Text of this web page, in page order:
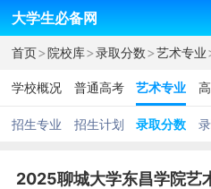
大学生必备网
首页>院校库>录取分数>艺术专业
学校概况 普通高考 艺术专业
招生专业 招生计划 录取分数
2025聊城大学东昌学院艺